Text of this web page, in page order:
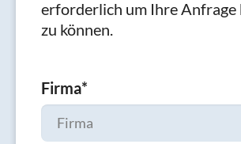
erforderlich um Ihre Anfrage
zu können.
Firma*